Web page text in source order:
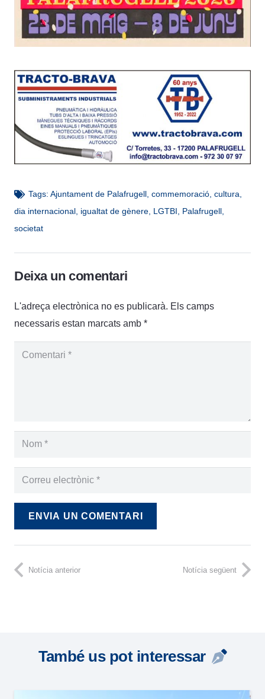
Tags: Ajuntament de Palafrugell, commemoració, cultura,
dia internacional, igualtat de gènere, LGTBI, Palafrugell,
societat
Deixa un comentari
L'adreça electrònica no es publicarà. Els camps
necessaris estan marcats amb *
ENVIA UN COMENTARI
Notícia anterior Notícia següent
També us pot interessar